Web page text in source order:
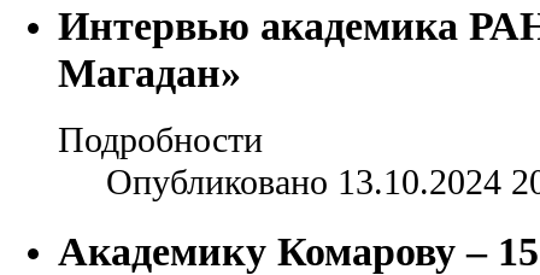
Интервью академика
Магадан»
Подробности
Опубликовано 13.10.2024
Академику Комарову –